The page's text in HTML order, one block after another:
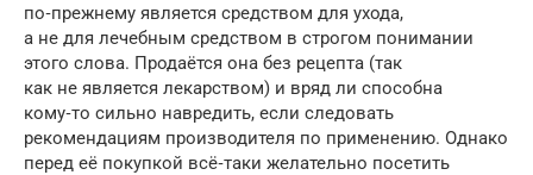
по‑прежнему является средством для ухода,
а не для лечебным средством в строгом понимании
этого слова. Продаётся она без рецепта (так
как не является лекарством) и вряд ли способна
кому‑то сильно навредить, если следовать
рекомендациям производителя по применению. Однако
перед её покупкой всё‑таки желательно посетить